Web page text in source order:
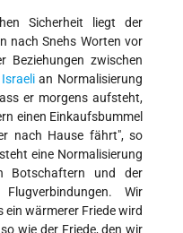
Sicherheit liegt der
nach Snehs Worten vor
Beziehungen zwischen
Israelian Normalisierung
er morgens aufsteht,
einen Einkaufsbummel
nach Hause fährt", so
eine Normalisierung
Botschaftern und der
Wir
ein wärmerer Friede wird
wie der Friede, den wir